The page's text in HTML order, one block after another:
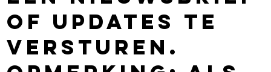
of updates te
versturen.